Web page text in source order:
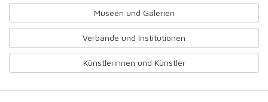
Museen und Galerien
Verbände und Institutionen
Künstlerinnen und Künstler